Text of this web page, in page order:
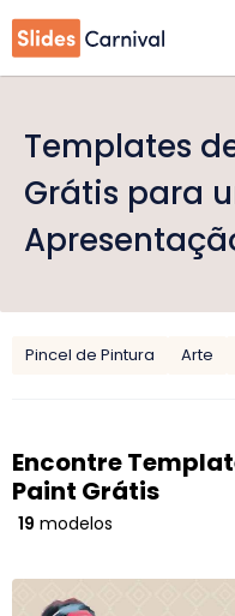
Templates
Grátis para
Pincel de Pintura Arte
Encontre
Paint Grátis
19 modelos